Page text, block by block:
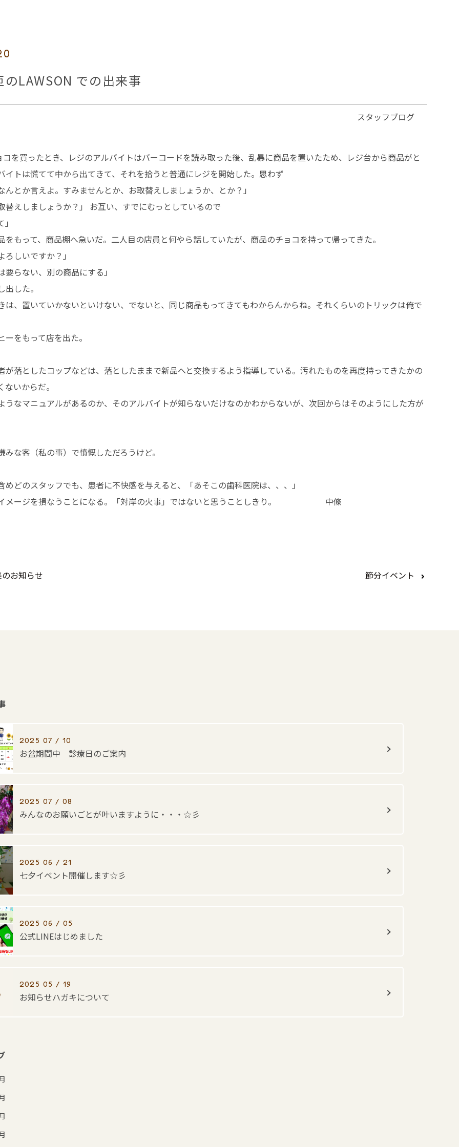
LAWSON での出来事
スタッフブログ
を買ったとき、レジのアルバイトはバーコードを読み取った後、乱暴に商品を置いたため、レジ台から商品がと
イトは慌てて中から出てきて、それを拾うと普通にレジを開始した。思わず
んとか言えよ。すみませんとか、お取替えしましょうか、とか？」
替えしましょうか？」 お互い、すでにむっとしているので
をもって、商品棚へ急いだ。二人目の店員と何やら話していたが、商品のチョコを持って帰ってきた。
しいですか？」
らない、別の商品にする」
した。
は、置いていかないといけない、でないと、同じ商品もってきてもわからんからね。それくらいのトリックは俺で
をもって店を出た。
が落としたコップなどは、落としたままで新品へと交換するよう指導している。汚れたものを再度持ってきたかの
いからだ。
うなマニュアルがあるのか、そのアルバイトが知らないだけなのかわからないが、次回からはそのようにした方が
みな客（私の事）で憤慨しただろうけど。
めどのスタッフでも、患者に不快感を与えると、「あそこの歯科医院は、、、」
イメージを損なうことになる。「対岸の火事」ではないと思うことしきり。 中條
お知らせ 節分イベント
2025 07 / 10
お盆期間中 診療日のご案内
2025 07 / 08
みんなのお願いごとが叶いますように・・・☆彡
2025 06 / 21
七夕イベント開催します☆彡
2025 06 / 05
公式LINEはじめました
2025 05 / 19
お知らせハガキについて